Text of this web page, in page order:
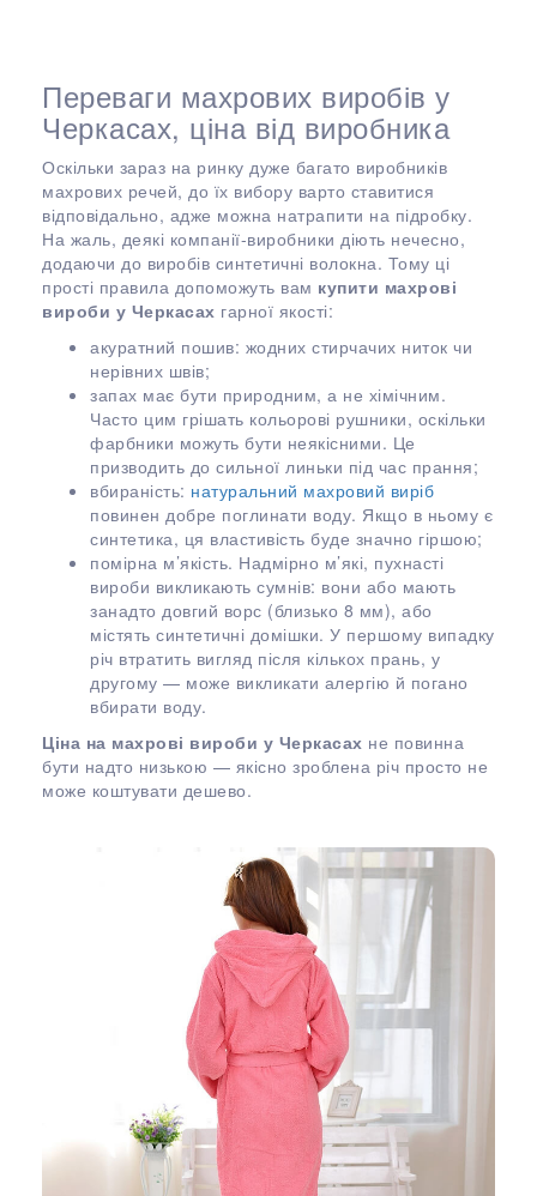
Переваги махрових виробів у
Черкасах, ціна від виробника
Оскільки зараз на ринку дуже багато виробників
махрових речей, до їх вибору варто ставитися
відповідально, адже можна натрапити на підробку.
На жаль, деякі компанії-виробники діють нечесно,
додаючи до виробів синтетичні волокна. Тому ці
прості правила допоможуть вам купити махрові
вироби у Черкасах гарної якості:
акуратний пошив: жодних стирчачих ниток чи
нерівних швів;
запах має бути природним, а не хімічним.
Часто цим грішать кольорові рушники, оскільки
фарбники можуть бути неякісними. Це
призводить до сильної линьки під час прання;
вбираність: натуральний махровий виріб
повинен добре поглинати воду. Якщо в ньому є
синтетика, ця властивість буде значно гіршою;
помірна м’якість. Надмірно м’які, пухнасті
вироби викликають сумнів: вони або мають
занадто довгий ворс (близько 8 мм), або
містять синтетичні домішки. У першому випадку
річ втратить вигляд після кількох прань, у
другому — може викликати алергію й погано
вбирати воду.
Ціна на махрові вироби у Черкасах не повинна
бути надто низькою — якісно зроблена річ просто не
може коштувати дешево.